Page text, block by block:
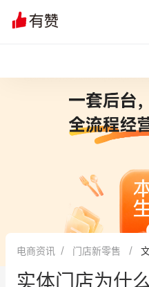
面对面聊增长
电商资讯 门店新零售
实体门店为什